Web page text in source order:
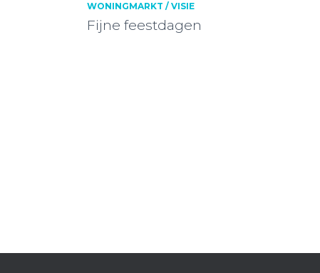
WONINGMARKT / VISIE
Fijne feestdagen